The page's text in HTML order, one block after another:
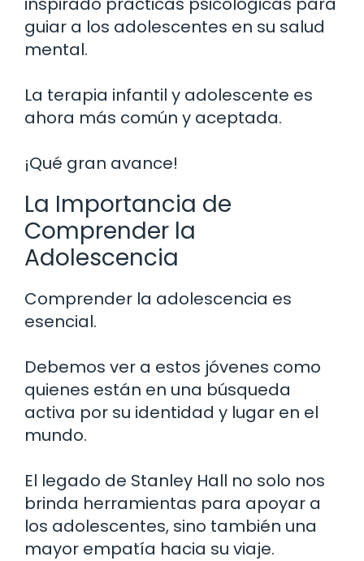
guiar a los adolescentes en su salud
mental.
La terapia infantil y adolescente es
ahora más común y aceptada.
¡Qué gran avance!
La Importancia de
Comprender la
Adolescencia
Comprender la adolescencia es
esencial.
Debemos ver a estos jóvenes como
quienes están en una búsqueda
activa por su identidad y lugar en el
mundo.
El legado de Stanley Hall no solo nos
brinda herramientas para apoyar a
los adolescentes, sino también una
mayor empatía hacia su viaje.